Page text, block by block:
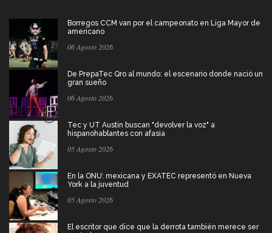
Borregos CCM van por el campeonato en Liga Mayor de
americano
06 Agosto 2026
De PrepaTec Qro al mundo: el escenario donde nació un
gran sueño
06 Agosto 2026
Tec y UT Austin buscan "devolver la voz" a
hispanohablantes con afasia
05 Agosto 2026
En la ONU: mexicana y EXATEC representó en Nueva
York a la juventud
05 Agosto 2026
El escritor que dice que la derrota también merece ser